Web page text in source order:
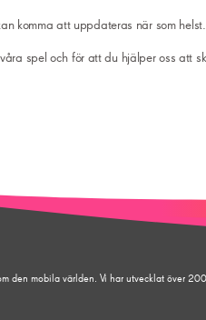
komma att uppdateras när som helst.
spel och för att du hjälper oss att
den mobila världen. Vi har utvecklat över